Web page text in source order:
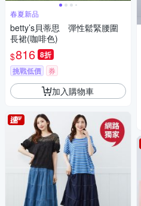
春夏新品
betty’s貝蒂思 彈性鬆緊腰圍
長裙(咖啡色)
$816 8折
挑戰低價 券
加入購物車